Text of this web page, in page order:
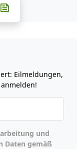
Whatsapp
auf Telegram
auf X
Eilmeldungen,
Daten gemäß